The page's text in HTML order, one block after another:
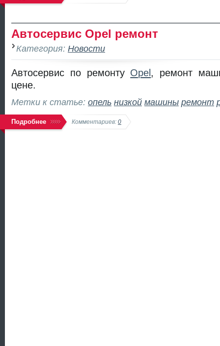
Автосервис Opel ремонт
Категория: Новости
Автосервис по ремонту Opel, ремонт
цене.
Метки к статье: опель низкой машины ремонт
Подробнее Комментариев: 0